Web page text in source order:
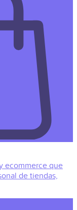
ecommerce que
de tiendas,